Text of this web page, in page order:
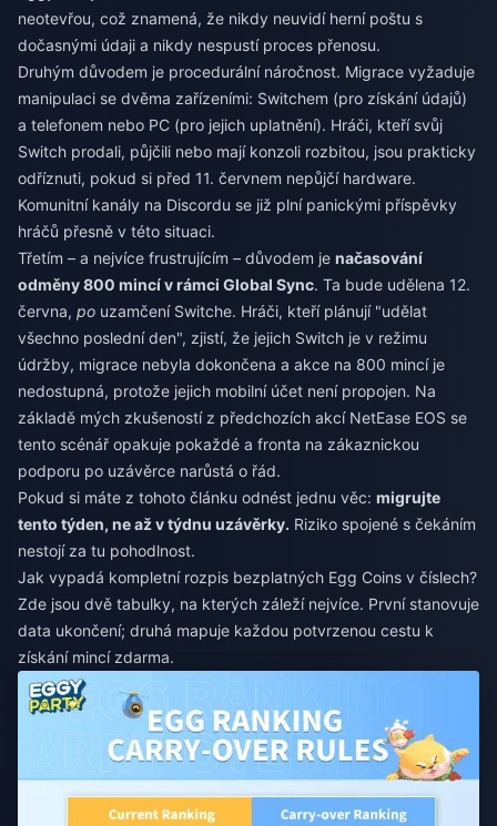
neotevřou, což znamená, že nikdy neuvidí herní poštu s
dočasnými údaji a nikdy nespustí proces přenosu.
Druhým důvodem je procedurální náročnost. Migrace vyžaduje
manipulaci se dvěma zařízeními: Switchem (pro získání údajů)
a telefonem nebo PC (pro jejich uplatnění). Hráči, kteří svůj
Switch prodali, půjčili nebo mají konzoli rozbitou, jsou prakticky
odříznuti, pokud si před 11. červnem nepůjčí hardware.
Komunitní kanály na Discordu se již plní panickými příspěvky
hráčů přesně v této situaci.
Třetím – a nejvíce frustrujícím – důvodem je načasování
odměny 800 mincí v rámci Global Sync. Ta bude udělena 12.
června, po uzamčení Switche. Hráči, kteří plánují "udělat
všechno poslední den", zjistí, že jejich Switch je v režimu
údržby, migrace nebyla dokončena a akce na 800 mincí je
nedostupná, protože jejich mobilní účet není propojen. Na
základě mých zkušeností z předchozích akcí NetEase EOS se
tento scénář opakuje pokaždé a fronta na zákaznickou
podporu po uzávěrce narůstá o řád.
Pokud si máte z tohoto článku odnést jednu věc: migrujte
tento týden, ne až v týdnu uzávěrky. Riziko spojené s čekáním
nestojí za tu pohodlnost.
Jak vypadá kompletní rozpis bezplatných Egg Coins v číslech?
Zde jsou dvě tabulky, na kterých záleží nejvíce. První stanovuje
data ukončení; druhá mapuje každou potvrzenou cestu k
získání mincí zdarma.